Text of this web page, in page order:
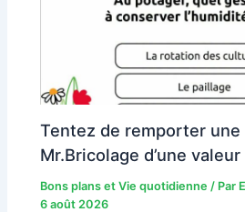
Tentez de remporter
Mr.Bricolage d’une
Bons plans et Vie quotidienne / Par
6 août 2026